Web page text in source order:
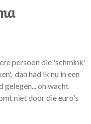
persoon die 'schmink'
dan had ik nu in een
gelegen... oh wacht
niet door die euro's